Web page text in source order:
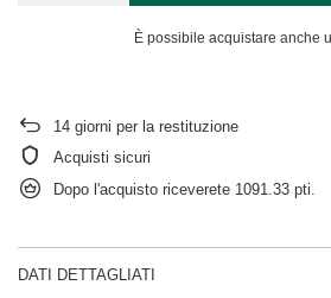
È possibile acquistare anche
14 giorni per la restituzione
Acquisti sicuri
Dopo l'acquisto riceverete 1091.33 pti.
DATI DETTAGLIATI